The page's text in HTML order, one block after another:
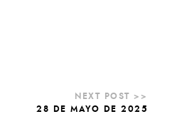
28 DE MAYO DE 2025